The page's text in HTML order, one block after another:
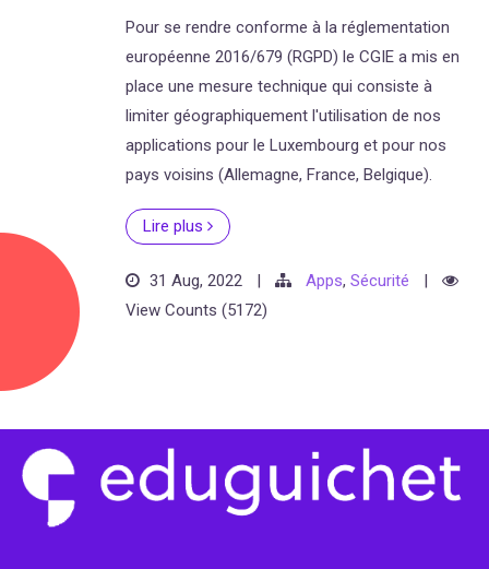
Pour se rendre conforme à la réglementation
européenne 2016/679 (RGPD) le CGIE a mis en
place une mesure technique qui consiste à
limiter géographiquement l'utilisation de nos
applications pour le Luxembourg et pour nos
pays voisins (Allemagne, France, Belgique).
Lire plus
31 Aug, 2022 | Apps, Sécurité
|
View Counts (5172)